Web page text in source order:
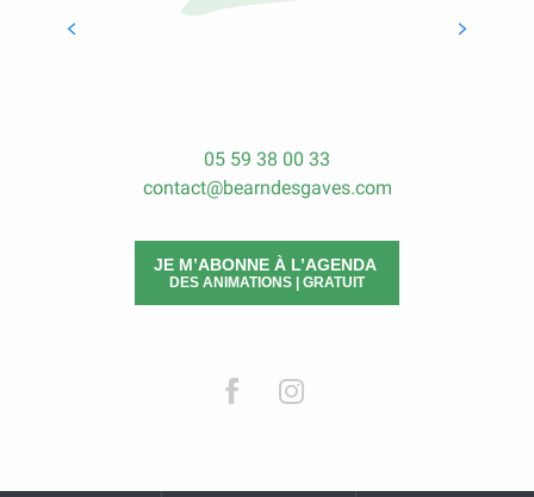
05 59 38 00 33
contact@bearndesgaves.com
JE M’ABONNE À L’AGENDA
DES ANIMATIONS | GRATUIT